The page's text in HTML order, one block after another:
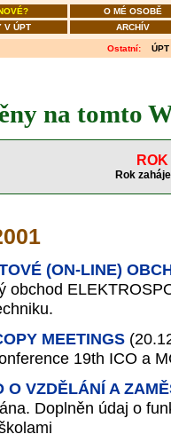
O MÉ OSOBĚ
V ÚPT ARCHÍV
Ostatní: ÚPT
na tomto
Rok
(ON-LINE)
obchod
MEETINGS
19th ICO a
O VZDĚLÁNÍ A
Doplněn údaj o